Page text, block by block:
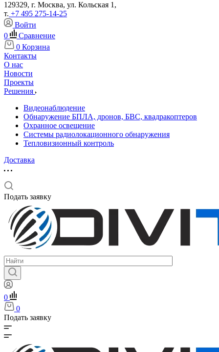
129329, г. Москва, ул. Кольская 1,
т. +7 495 275-14-25
Войти
0
Сравнение
0 Корзина
Контакты
О нас
Новости
Проекты
Решения
Видеонаблюдение
Обнаружение БПЛА, дронов, БВС, квадракоптеров
Охранное освещение
Системы радиолокационного обнаружения
Тепловизионный контроль
Доставка
Подать заявку
0
0
Подать заявку